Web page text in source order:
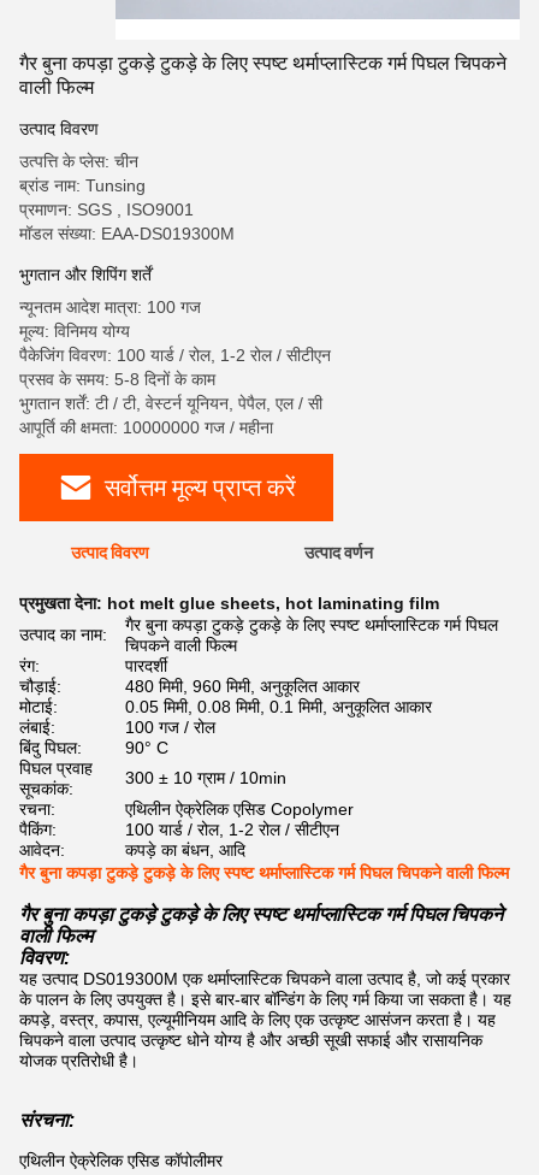
गैर बुना कपड़ा टुकड़े टुकड़े के लिए स्पष्ट थर्माप्लास्टिक गर्म पिघल चिपकने
वाली फिल्म
उत्पाद विवरण
उत्पत्ति के प्लेस: चीन
ब्रांड नाम: Tunsing
प्रमाणन: SGS , ISO9001
मॉडल संख्या: EAA-DS019300M
भुगतान और शिपिंग शर्तें
न्यूनतम आदेश मात्रा: 100 गज
मूल्य: विनिमय योग्य
पैकेजिंग विवरण: 100 यार्ड / रोल, 1-2 रोल / सीटीएन
प्रसव के समय: 5-8 दिनों के काम
भुगतान शर्तें: टी / टी, वेस्टर्न यूनियन, पेपैल, एल / सी
आपूर्ति की क्षमता: 10000000 गज / महीना
सर्वोत्तम मूल्य प्राप्त करें
उत्पाद विवरण उत्पाद वर्णन
प्रमुखता देना: hot melt glue sheets, hot laminating film
उत्पाद का नाम:
गैर बुना कपड़ा टुकड़े टुकड़े के लिए स्पष्ट थर्माप्लास्टिक गर्म पिघल
चिपकने वाली फिल्म
रंग:
पारदर्शी
चौड़ाई:
480 मिमी, 960 मिमी, अनुकूलित आकार
मोटाई:
0.05 मिमी, 0.08 मिमी, 0.1 मिमी, अनुकूलित आकार
लंबाई:
100 गज / रोल
बिंदु पिघल:
90° C
पिघल प्रवाह
सूचकांक:
300 ± 10 ग्राम / 10min
रचना:
एथिलीन ऐक्रेलिक एसिड Copolymer
पैकिंग:
100 यार्ड / रोल, 1-2 रोल / सीटीएन
आवेदन:
कपड़े का बंधन, आदि
गैर बुना कपड़ा टुकड़े टुकड़े के लिए स्पष्ट थर्माप्लास्टिक गर्म पिघल चिपकने वाली फिल्म
गैर बुना कपड़ा टुकड़े टुकड़े के लिए स्पष्ट थर्माप्लास्टिक गर्म पिघल चिपकने
वाली फिल्म
विवरण:
यह उत्पाद DS019300M एक थर्माप्लास्टिक चिपकने वाला उत्पाद है, जो कई प्रकार
के पालन के लिए उपयुक्त है। इसे बार-बार बॉन्डिंग के लिए गर्म किया जा सकता है। यह
कपड़े, वस्त्र, कपास, एल्यूमीनियम आदि के लिए एक उत्कृष्ट आसंजन करता है। यह
चिपकने वाला उत्पाद उत्कृष्ट धोने योग्य है और अच्छी सूखी सफाई और रासायनिक
योजक प्रतिरोधी है।
संरचना:
एथिलीन ऐक्रेलिक एसिड कॉपोलीमर